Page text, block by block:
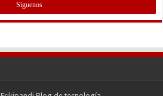
Siguenos